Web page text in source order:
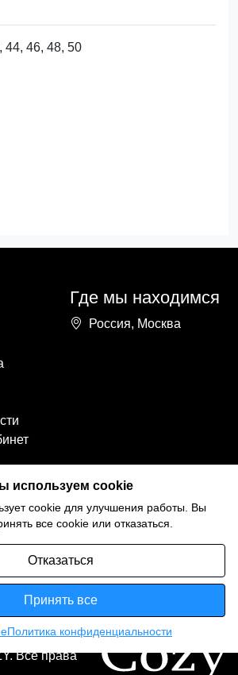
44, 46, 48, 50
Где мы находимся
Россия, Москва
Мы в социальных
сетях
Все права
используем cookie
cookie для улучшения работы. Вы
все cookie или отказаться.
Отказаться
Принять все
Политика конфиденциальности